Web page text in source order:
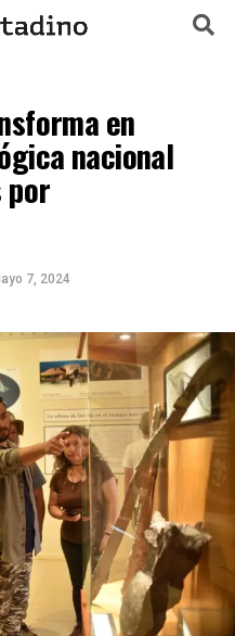
en
nacional
por
7, 2024